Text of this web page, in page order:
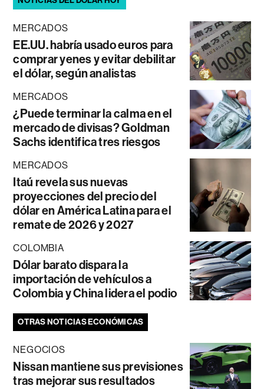
MERCADOS
EE.UU. habría usado euros para
comprar yenes y evitar debilitar
el dólar, según analistas
MERCADOS
¿Puede terminar la calma en el
mercado de divisas? Goldman
Sachs identifica tres riesgos
MERCADOS
Itaú revela sus nuevas
proyecciones del precio del
dólar en América Latina para el
remate de 2026 y 2027
COLOMBIA
Dólar barato dispara la
importación de vehículos a
Colombia y China lidera el podio
OTRAS NOTICIAS ECONÓMICAS
NEGOCIOS
Nissan mantiene sus previsiones
tras mejorar sus resultados